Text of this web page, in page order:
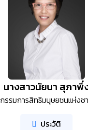
นางสาวนัยนา สุภาพึ่
กรรมการสิทธิมนุษยชนแห่งช
ประวัติ